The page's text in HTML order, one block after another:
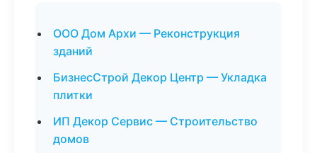
ООО Дом Архи — Реконструкция
зданий
БизнесСтрой Декор Центр — Укладка
плитки
ИП Декор Сервис — Строительство
домов